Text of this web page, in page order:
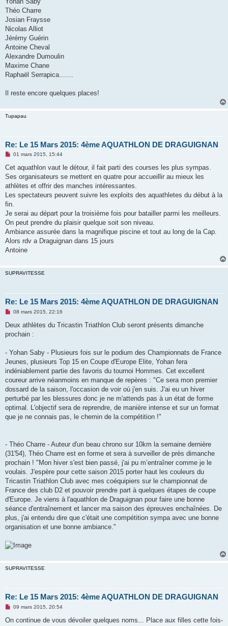
Théo Charre
Josian Fraysse
Nicolas Alliot
Jérémy Guérin
Antoine Cheval
Alexandre Dumoulin
Maxime Chane
Raphaël Serrapica.......
Il reste encore quelques places!
Tupapau
Re: Le 15 Mars 2015: 4ème AQUATHLON DE DRAGUIGNAN
M
s
a
g
n
o
l
u
01 mars 2015, 15:44
Cet aquathlon vaut le détour, il fait parti des courses les plus sympas.
Ses organisateurs se mettent en quatre pour accueillir au mieux les
athlètes et offrir des manches intéressantes.
Les spectateurs peuvent suivre les exploits des aquathletes du début à la
fin.
Je serai au départ pour la troisième fois pour batailler parmi les meilleurs.
On peut prendre du plaisir quelque soit son niveau.
Ambiance assurée dans la magnifique piscine et tout au long de la Cap.
Alors rdv a Draguignan dans 15 jours
Antoine
SUPRAVITESSE
Re: Le 15 Mars 2015: 4ème AQUATHLON DE DRAGUIGNAN
M
s
a
n
o
l
u
08 mars 2015, 22:16
Deux athlètes du Tricastin Triathlon Club seront présents dimanche
prochain :
- Yohan Saby - Plusieurs fois sur le podium des Championnats de France
Jeunes, plusieurs Top 15 en Coupe d'Europe Elite, Yohan fera
indéniablement partie des favoris du tournoi Hommes. Cet excellent
coureur arrive néanmoins en manque de repères : "Ce sera mon premier
dossard de la saison, l'occasion de voir où j'en suis. J'ai eu un hiver
perturbé par les blessures donc je ne m'attends pas à un état de forme
optimal. L'objectif sera de reprendre, de manière intense et sur un format
que je ne connais pas, le chemin de la compétition !"
- Théo Charre - Auteur d'un beau chrono sur 10km la semaine dernière
(31'54), Théo Charre est en forme et sera à surveiller de près dimanche
prochain ! "Mon hiver s'est bien passé, j'ai pu m’entraîner comme je le
voulais. J'espère pour cette saison 2015 porter haut les couleurs du
Tricastin Triathlon Club avec mes coéquipiers sur le championnat de
France des club D2 et pouvoir prendre part à quelques étapes de coupe
d'Europe. Je viens à l'aquathlon de Draguignan pour faire une bonne
séance d'entraînement et lancer ma saison des épreuves enchaînées. De
plus, j'ai entendu dire que c'était une compétition sympa avec une bonne
organisation et une bonne ambiance."
SUPRAVITESSE
Re: Le 15 Mars 2015: 4ème AQUATHLON DE DRAGUIGNAN
M
s
09 mars 2015, 20:54
On continue de vous dévoiler quelques noms... Place aux filles cette fois-